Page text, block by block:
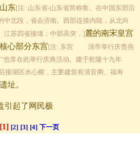
东[注: 山东省-山东省简称鲁。在中国东部沿
中北段，省会济南。西部连接内陆，从北向
江苏四省接壤；中部高突，]麓的南宋皇宫
心部分东宫[注: 东宫 清帝举行庆赉燕
也常在此举行庆典活动。建于乾隆十九年
接湖区水心榭，主要建筑有清音阁、福寿
遗址。
引起了网民极
[1] [2] [3] [4] 下一页